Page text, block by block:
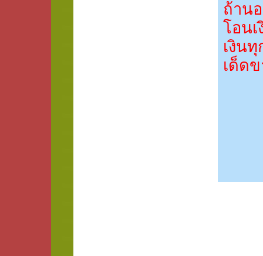
ถ้าน
โอน
เงิน
เด็ด